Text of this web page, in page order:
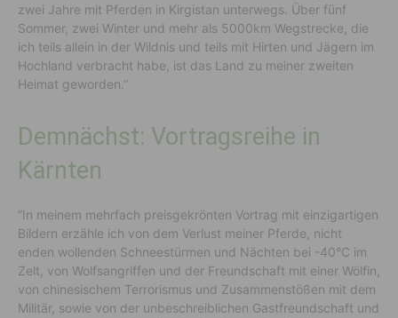
zwei Jahre mit Pferden in Kirgistan unterwegs. Über fünf
Sommer, zwei Winter und mehr als 5000km Wegstrecke, die
ich teils allein in der Wildnis und teils mit Hirten und Jägern im
Hochland verbracht habe, ist das Land zu meiner zweiten
Heimat geworden.”
Demnächst: Vortragsreihe in
Kärnten
“In meinem mehrfach preisgekrönten Vortrag mit einzigartigen
Bildern erzähle ich von dem Verlust meiner Pferde, nicht
enden wollenden Schneestürmen und Nächten bei -40°C im
Zelt, von Wolfsangriffen und der Freundschaft mit einer Wölfin,
von chinesischem Terrorismus und Zusammenstößen mit dem
Militär, sowie von der unbeschreiblichen Gastfreundschaft und